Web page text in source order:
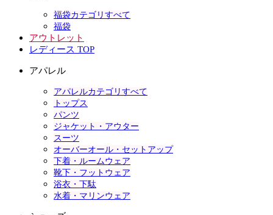
福袋カテゴリすべて
福袋
アウトレット
レディース TOP
アパレル
アパレルカテゴリすべて
トップス
パンツ
ジャケット・アウター
スーツ
オーバーオール・セットアップ
下着・ルームウェア
靴下・フットウェア
浴衣・下駄
水着・マリンウェア